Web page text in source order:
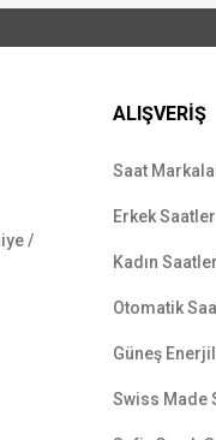
/
ALIŞVERİŞ
Saat
Erkek
Kadın
Otomatik
Güneş
Swiss Made